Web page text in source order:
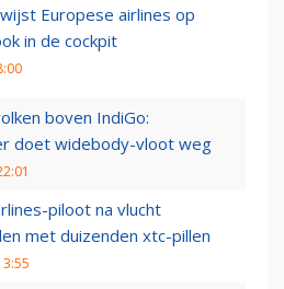
Europese airlines op
in de cockpit
boven IndiGo:
doet widebody-vloot weg
piloot na vlucht
met duizenden xtc-pillen